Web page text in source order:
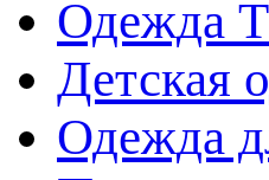
Одежда
Детская
Одежда